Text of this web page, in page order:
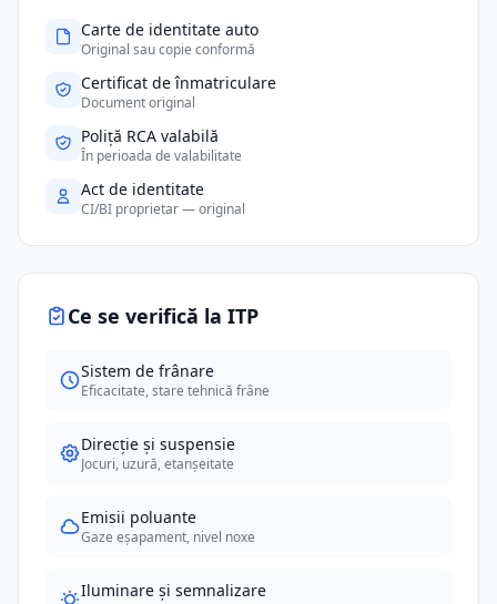
Carte de identitate auto
Original sau copie conformă
Certificat de înmatriculare
Document original
Poliță RCA valabilă
În perioada de valabilitate
Act de identitate
CI/BI proprietar — original
Ce se verifică la ITP
Sistem de frânare
Eficacitate, stare tehnică frâne
Direcție și suspensie
Jocuri, uzură, etanșeitate
Emisii poluante
Gaze eșapament, nivel noxe
Iluminare și semnalizare